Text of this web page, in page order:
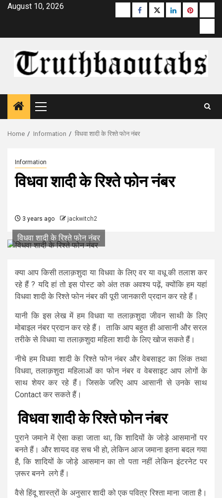
SkipAugust 10, 2026 Buzzfeed
Facebook
Twitterlinkedinpinterest
Primary
Menu
Home Information विधवा शादी के रिश्ते फोन नंबर
Information
विधवा शादी के रिश्ते फोन नंबर
3 years ago jackwitch2
विधवा शादी के रिश्ते फोन नंबर
क्या आप किसी तलाक़शुदा या विधवा के लिए वर या वधू की तलाश कर
रहे हैं ? यदि हां तो इस पोस्ट को अंत तक अवश्य पढ़ें, क्योंकि हम यहां
विधवा शादी के रिश्ते फोन नंबर की पूरी जानकारी प्रदान कर रहे हैं।
यानी कि इस लेख में हम विधवा या तलाक़शुदा जीवन साथी के लिए
मोबाइल नंबर प्रदान कर रहे हैं। ताकि आप बहुत ही आसानी और सरल
तरीके से विधवा या तलाक़शुदा महिला शादी के लिए खोज सकते हैं।
नीचे हम विधवा शादी के रिश्ते फोन नंबर और वेबसाइट का लिंक तथा
विधवा, तलाक़शुदा महिलाओं का फोन नंबर व वेबसाइट आप लोगों के
साथ शेयर कर रहे हैं। जिसके जरिए आप आसानी से उनके साथ
Contact कर सकते हैं।
विधवा शादी के रिश्ते फोन नंबर
पुराने जमाने में ऐसा कहा जाता था, कि शादियों के जोड़े आसमानों पर
बनते हैं। और शायद वह सच भी हो, लेकिन आज जमाना इतना बदल गया
है, कि शादियों के जोड़े आसमान का तो पता नहीं लेकिन इंटरनेट पर
ज़रूर बनने लगे हैं।
वैसे हिंदू शास्त्रों के अनुसार शादी को एक पवित्र रिश्ता माना जाता है।